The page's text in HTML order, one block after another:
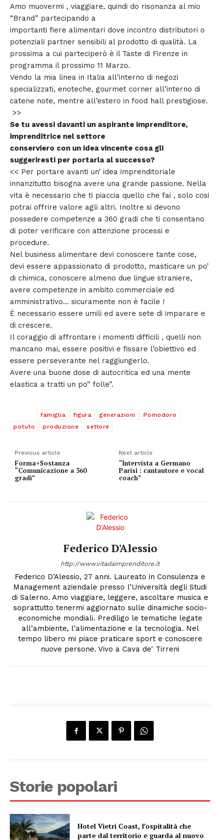
Amo muovermi , viaggiare, quindi do risonanza al mio
“Brand” partecipando a
importanti fiere alimentari dove incontro distributori o
potenziali partner sensibili al prodotto di qualità. La
prossima a cui parteciperò è il Taste di Firenze in
programma il prossimo 11 Marzo.
Vendo la mia linea in Italia all’interno di negozi
specializzati, enoteche, gourmet corner all’interno di
catene note, mentre all’estero in food hall prestigiose.
>>
Se tu avessi davanti un aspirante imprenditore,
imprenditrice nel settore
conserviero con un idea vincente cosa gli
suggeriresti per portarla al successo?
<< Per portare avanti un’ idea imprenditoriale
innanzitutto bisogna avere una grande passione. Nella
vita è necessario che ti piaccia quello che fai , solo cosi
potrai offrire valore agli altri. Inoltre si devono
possedere competenze a 360 gradi che ti consentano
di poter verificare con attenzione processi e
procedure.
Nel business alimentare devi conoscere tante cose,
devi essere appassionato di prodotto, masticare un po’
di chimica, conoscere almeno due lingue straniere,
avere competenze in ambito commerciale ed
amministrativo… sicuramente non è facile !
È necessario essere umili ed avere sete di imparare e
di crescere.
Il coraggio di affrontare i momenti difficili , quelli non
mancano mai, essere positivi e fissare l’obiettivo ed
essere perseverante nel raggiungerlo.
Avere una buone dose di autocritica ed una mente
elastica a tratti un po” folle”.
famiglia figura generazioni
Pomodoro
potuto
produzione settore
Previous article
Forma+Sostanza
“Comunicazione a 360
gradi”
Next article
“Intervista a Germano
Parisi : cantautore e vocal
coach”
Federico D'Alessio
http://www.vitadaimprenditore.it
Federico D’Alessio, 27 anni. Laureato in Consulenza e
Management aziendale presso l’Università degli Studi
di Salerno. Amo viaggiare, leggere, ascoltare musica e
soprattutto tenermi aggiornato sulle dinamiche socio-
economiche mondiali. Prediligo le tematiche legate
all’ambiente, l’alimentazione e la tecnologia. Nel
tempo libero mi piace praticare sport e conoscere
nuove persone. Vivo a Cava de' Tirreni
Storie popolari
Hotel Vietri Coast, l’ospitalità che
parte dal territorio e guarda al nuovo